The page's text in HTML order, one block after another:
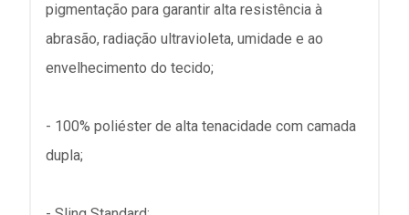
pigmentação para garantir alta resistência à
abrasão, radiação ultravioleta, umidade e ao
envelhecimento do tecido;
- 100% poliéster de alta tenacidade com camada
dupla;